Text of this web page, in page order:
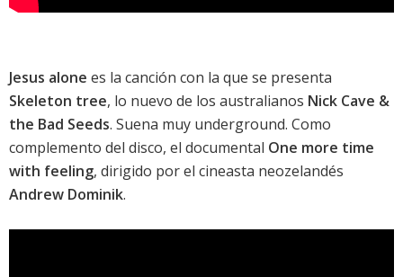
Jesus alone es la canción con la que se presenta
Skeleton tree, lo nuevo de los australianos Nick Cave &
the Bad Seeds. Suena muy underground. Como
complemento del disco, el documental One more time
with feeling, dirigido por el cineasta neozelandés
Andrew Dominik.